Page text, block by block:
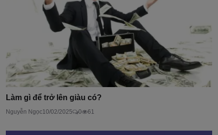
Làm gì để trở lên giàu có?
Nguyễn Ngọc10/02/2025 0 61